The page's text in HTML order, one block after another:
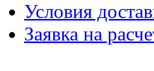
Условия
Заявка на